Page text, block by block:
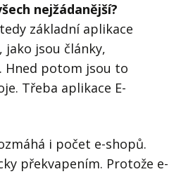
nejžádanější?
základní aplikace
jako jsou články,
potom jsou to
Třeba aplikace E-
i počet e-shopů.
překvapením. Protože e-